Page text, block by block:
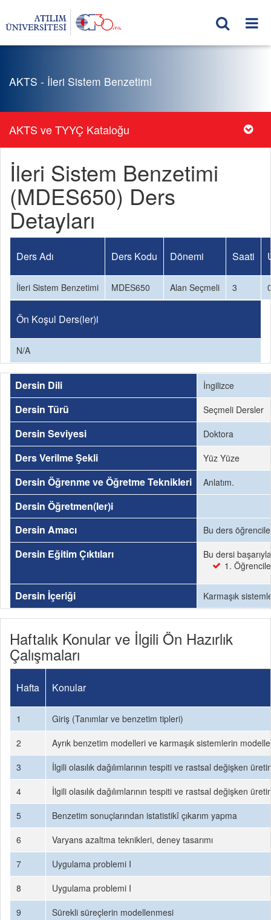
AKTS - İleri Sistem Benzetimi
AKTS ve TYYÇ Kataloğu
İleri Sistem Benzetimi
(MDES650) Ders
Detayları
Ders Adı Ders Kodu Dönemi Saati
İleri Sistem Benzetimi MDES650 Alan Seçmeli 3
Ön Koşul Ders(ler)i
N/A
Dersin Dili İngilizce
Dersin Türü Seçmeli Dersler
Dersin Seviyesi Doktora
Ders Verilme Şekli Yüz Yüze
Dersin Öğrenme ve Öğretme Teknikleri Anlatım.
Dersin Öğretmen(ler)i
Dersin Amacı
Bu ders
Dersin Eğitim Çıktıları
Bu dersi
1.
Dersin İçeriği Karmaşık
Haftalık Konular ve İlgili Ön Hazırlık
Çalışmaları
Hafta Konular
1
Giriş (Tanımlar ve benzetim tipleri)
2
Ayrık benzetim modelleri ve karmaşık sistemlerin
3
İlgili olasılık dağılımlarının tespiti ve rastsal değişken
4
İlgili olasılık dağılımlarının tespiti ve rastsal değişken
5
Benzetim sonuçlarından istatistikî çıkarım yapma
6
Varyans azaltma teknikleri, deney tasarımı
7
Uygulama problemi I
8
Uygulama problemi I
9
Sürekli süreçlerin modellenmesi